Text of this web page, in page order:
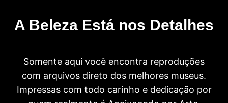
A Beleza Está nos Detalhes
Somente aqui você encontra reproduções
com arquivos direto dos melhores museus.
Impressas com todo carinho e dedicação por